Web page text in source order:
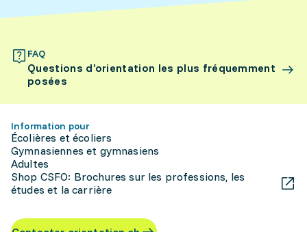
FAQ
Questions d’orientation les plus fréquemment
posées
Information pour
Écolières et écoliers
Gymnasiennes et gymnasiens
Adultes
Shop CSFO: Brochures sur les professions, les
études et la carrière